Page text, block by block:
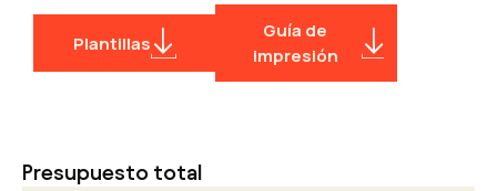
¿Qué no comprobamos ni
corregimos?
glifos o caracteres especiales;
Plantillas
Guía de
impresión
Presupuesto total